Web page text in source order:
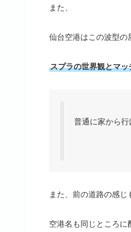
また、
仙台空港はこの波型の
スプラの世界観とマ
普通に家から
また、前の道路の感じ
空港名も同じところに